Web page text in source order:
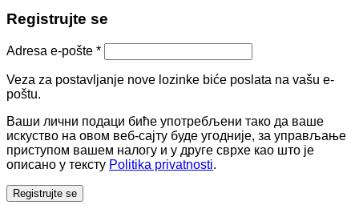
Registrujte se
Adresa e-pošte *
Veza za postavljanje nove lozinke biće poslata na vašu e-
poštu.
Ваши лични подаци биће употребљени тако да ваше
искуство на овом веб-сајту буде угодније, за управљање
приступом вашем налогу и у друге сврхе као што је
описано у тексту Politika privatnosti.
Registrujte se